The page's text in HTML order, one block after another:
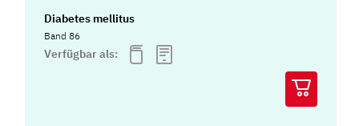
Diabetes mellitus
Band 86
Verfügbar als: